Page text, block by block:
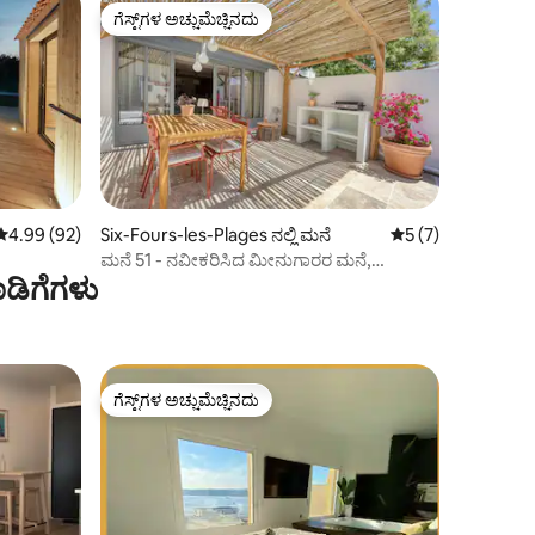
ರಲ್ಲಿ 4.99 ಸರಾಸರಿ ರೇಟಿಂಗ್, 92 ವಿಮರ್ಶೆಗಳು
4.99 (92)
ಗೆಸ್ಟ್‌ಗಳ ಅಚ್ಚುಮೆಚ್ಚಿನದು
ಗೆಸ್ಟ್‌ಗಳ ಅಚ್ಚುಮೆಚ್ಚಿನದು
Six-Fours-les-Plages ನಲ್ಲಿ ಮನೆ 5 ರಲ್ಲಿ 5 ಸರಾಸರಿ
5 (7)
ಮನೆ 51 - ನವೀಕರಿಸಿದ ಮೀನುಗಾರರ ಮನೆ,
ಗೆಸ್ಟ್‌ಗಳ ಅಚ್ಚುಮೆಚ್ಚಿನದು
ಗೆಸ್ಟ್‌ಗಳ ಅಚ್ಚುಮೆಚ್ಚಿನದು